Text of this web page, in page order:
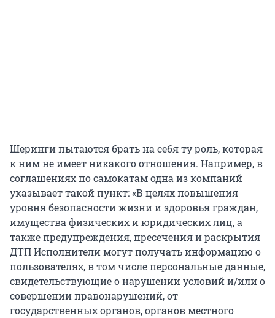
Шеринги пытаются брать на себя ту роль, которая
к ним не имеет никакого отношения. Например, в
соглашениях по самокатам одна из компаний
указывает такой пункт: «В целях повышения
уровня безопасности жизни и здоровья граждан,
имущества физических и юридических лиц, а
также предупреждения, пресечения и раскрытия
ДТП Исполнители могут получать информацию о
пользователях, в том числе персональные данные,
свидетельствующие о нарушении условий и/или о
совершении правонарушений, от
государственных органов, органов местного